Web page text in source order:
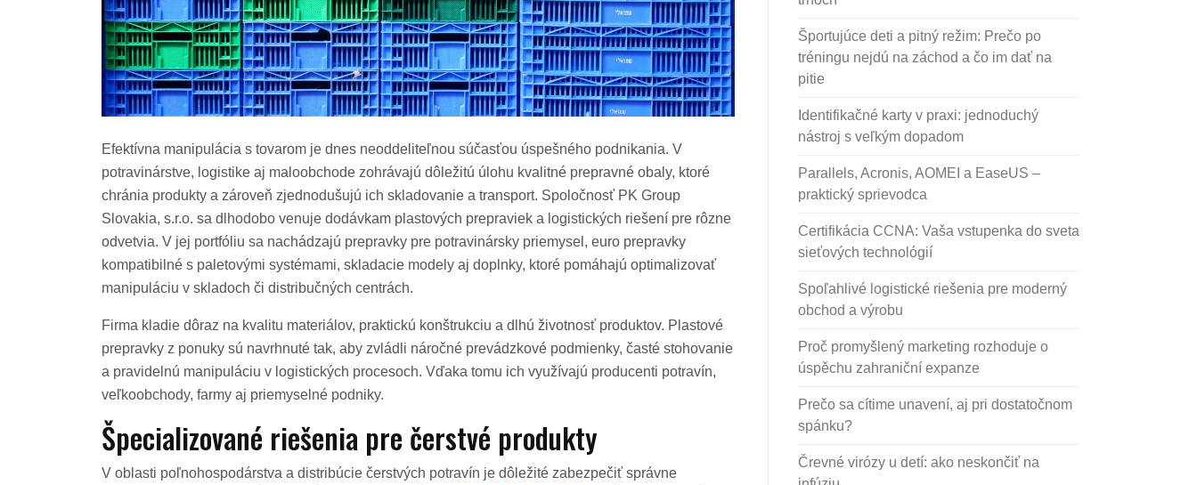
Efektívna manipulácia s tovarom je dnes neoddeliteľnou súčasťou úspešného podnikania. V
potravinárstve, logistike aj maloobchode zohrávajú dôležitú úlohu kvalitné prepravné obaly, ktoré
chránia produkty a zároveň zjednodušujú ich skladovanie a transport. Spoločnosť PK Group
Slovakia, s.r.o. sa dlhodobo venuje dodávkam plastových prepraviek a logistických riešení pre rôzne
odvetvia. V jej portfóliu sa nachádzajú prepravky pre potravinársky priemysel, euro prepravky
kompatibilné s paletovými systémami, skladacie modely aj doplnky, ktoré pomáhajú optimalizovať
manipuláciu v skladoch či distribučných centrách.
Firma kladie dôraz na kvalitu materiálov, praktickú konštrukciu a dlhú životnosť produktov. Plastové
prepravky z ponuky sú navrhnuté tak, aby zvládli náročné prevádzkové podmienky, časté stohovanie
a pravidelnú manipuláciu v logistických procesoch. Vďaka tomu ich využívajú producenti potravín,
veľkoobchody, farmy aj priemyselné podniky.
Špecializované riešenia pre čerstvé produkty
V oblasti poľnohospodárstva a distribúcie čerstvých potravín je dôležité zabezpečiť správne
Športujúce deti a pitný režim: Prečo po
tréningu nejdú na záchod a čo im dať na
pitie
Identifikačné karty v praxi: jednoduchý
nástroj s veľkým dopadom
Parallels, Acronis, AOMEI a EaseUS –
praktický sprievodca
Certifikácia CCNA: Vaša vstupenka do sveta
sieťových technológií
Spoľahlivé logistické riešenia pre moderný
obchod a výrobu
Proč promyšlený marketing rozhoduje o
úspěchu zahraniční expanze
Prečo sa cítime unavení, aj pri dostatočnom
spánku?
Črevné virózy u detí: ako neskončiť na